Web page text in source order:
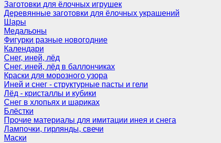
Заготовки для ёлочных игрушек
Деревянные заготовки для ёлочных украшений
Шары
Медальоны
Фигурки разные новогодние
Календари
Снег, иней, лёд
Снег, иней, лёд в баллончиках
Краски для морозного узора
Иней и снег - структурные пасты и гели
Лёд - кристаллы и кубики
Снег в хлопьях и шариках
Блёстки
Прочие материалы для имитации инея и снега
Лампочки, гирлянды, свечи
Маски